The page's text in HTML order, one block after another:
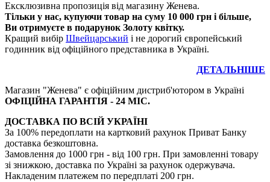
Ексклюзивна пропозиція від магазину Женева.
Тільки у нас, купуючи товар на суму 10 000 грн і більше,
Ви отримуєте в подарунок Золоту квітку.
Кращий вибір Швейцарський і не дорогий європейський
годинник від офіційного представника в Україні.
ДЕТАЛЬНІШЕ
Магазин "Женева" є офіційним дистриб'ютором в Україні
ОФІЦІЙНА ГАРАНТІЯ - 24 МІС.
ДОСТАВКА ПО ВСІЙ УКРАЇНІ
За 100% передоплати на картковий рахунок Приват Банку
доставка безкоштовна.
Замовлення до 1000 грн - від 100 грн. При замовленні товару
зі знижкою, доставка по Україні за рахунок одержувача.
Накладеним платежем по передплаті 200 грн.